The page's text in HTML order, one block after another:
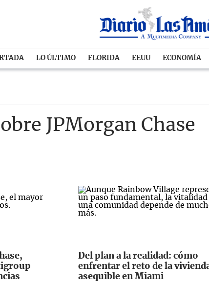
LO ÚLTIMO FLORIDA EEUU ECONOMÍA
JPMorgan Chase
Del plan a la realidad: cómo
enfrentar el reto de la
asequible en Miami